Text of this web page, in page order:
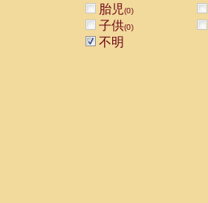
胎児(0)
子供(0)
不明